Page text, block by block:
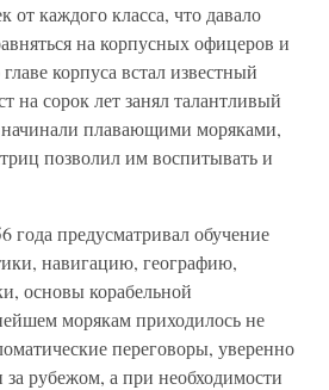
каждого класса, что давало
на корпусных офицеров и
корпуса встал известный
на сорок лет занял талантливый
плавающими моряками,
позволил им воспитывать и
года предусматривал обучение
навигацию, географию,
основы корабельной
морякам приходилось не
переговоры, уверенно
за рубежом, а при необходимости